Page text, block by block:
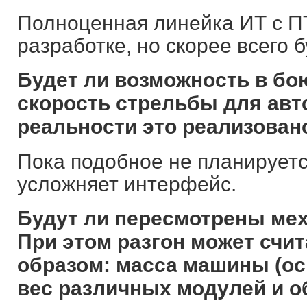
Полноценная линейка ИТ с
разработке, но скорее
Будет ли возможность в
скорость стрельбы для
реальности это
Пока подобное не
усложняет интерфейс.
Будут ли пересмотрены
При этом разгон может
образом: масса машины
вес различных модулей и